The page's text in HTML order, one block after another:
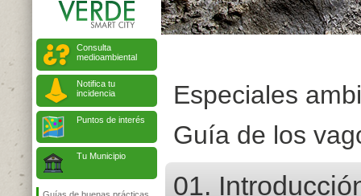
Consulta
medioambiental
Notifica tu
incidencia
Puntos de interés
Tu Municipio
Especiales
Guía de los
01.